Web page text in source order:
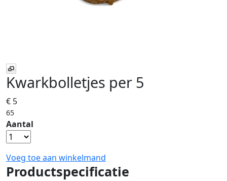
Kwarkbolletjes per 5
€ 5
65
Aantal
Voeg toe aan winkelmand
Productspecificatie